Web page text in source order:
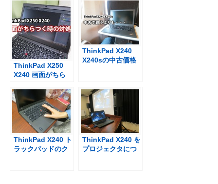
キーが押せない場
合
ThinkPad X250
X240 画面がちら
処法
ThinkPad X240
X240sの中古価格
ThinkPad X240 ト
ラックパッドのク
ThinkPad X240 を
プロジェクタにつ